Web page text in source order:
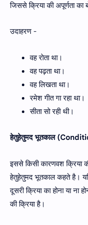
जिससे क्रिया की अपूर्णता का
उदाहरण -
वह रोता था।
वह पढ़ता था।
वह लिखता था।
रमेश गीत गा रहा था।
सीता सो रही थी।
हेतुहेतुमद भूतकाल
इससे किसी कारणवश क्रिया की
हेतुहेतुमद भूतकाल कहते है।
दूसरी क्रिया का होना या ना
की क्रिया है।